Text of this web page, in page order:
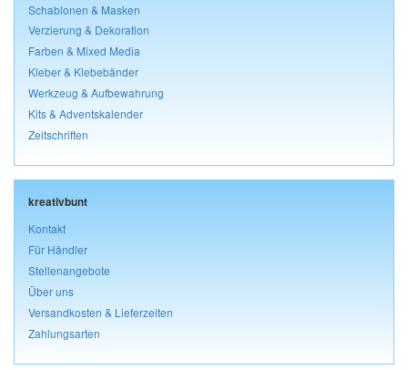
Schablonen & Masken
Verzierung & Dekoration
Farben & Mixed Media
Kleber & Klebebänder
Werkzeug & Aufbewahrung
Kits & Adventskalender
Zeitschriften
kreativbunt
Kontakt
Für Händler
Stellenangebote
Über uns
Versandkosten & Lieferzeiten
Zahlungsarten